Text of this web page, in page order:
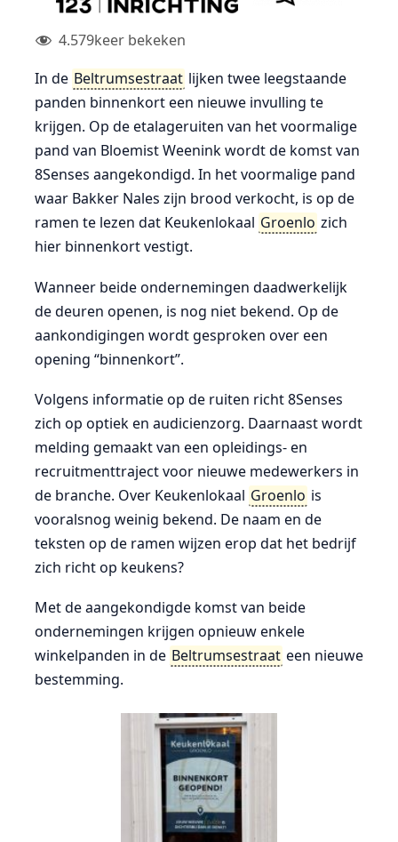
4.579keer bekeken
In de Beltrumsestraat lijken twee leegstaande
panden binnenkort een nieuwe invulling te
krijgen. Op de etalageruiten van het voormalige
pand van Bloemist Weenink wordt de komst van
8Senses aangekondigd. In het voormalige pand
waar Bakker Nales zijn brood verkocht, is op de
ramen te lezen dat Keukenlokaal Groenlo zich
hier binnenkort vestigt.
Wanneer beide ondernemingen daadwerkelijk
de deuren openen, is nog niet bekend. Op de
aankondigingen wordt gesproken over een
opening “binnenkort”.
Volgens informatie op de ruiten richt 8Senses
zich op optiek en audicienzorg. Daarnaast wordt
melding gemaakt van een opleidings- en
recruitmenttraject voor nieuwe medewerkers in
de branche. Over Keukenlokaal Groenlo is
vooralsnog weinig bekend. De naam en de
teksten op de ramen wijzen erop dat het bedrijf
zich richt op keukens?
Met de aangekondigde komst van beide
ondernemingen krijgen opnieuw enkele
winkelpanden in de Beltrumsestraat een nieuwe
bestemming.